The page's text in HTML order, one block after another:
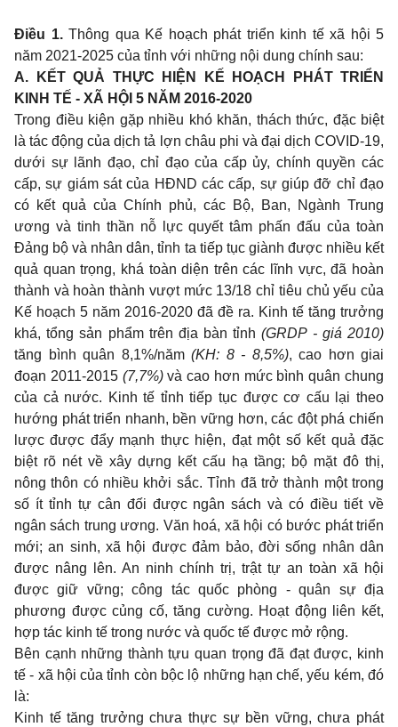
Điều 1.Thông qua Kế hoạch phát triển kinh tế xã hội 5
năm 2021-2025 của tỉnh với những nội dung chính sau:
A. KẾT QUẢ THỰC HIỆN KẾ HOẠCH PHÁT TRIỂN
KINH TẾ - XÃ HỘI 5 NĂM 2016-2020
Trong điều kiện gặp nhiều khó khăn, thách thức, đặc biệt
là tác động của dịch tả lợn châu phi và đại dịch COVID-19,
dưới sự lãnh đạo, chỉ đạo của cấp ủy, chính quyền các
cấp, sự giám sát của HĐND các cấp, sự giúp đỡ chỉ đạo
có kết quả của Chính phủ, các Bộ, Ban, Ngành Trung
ương và tinh thần nỗ lực quyết tâm phấn đấu của toàn
Đảng bộ và nhân dân, tỉnh ta tiếp tục giành được nhiều kết
quả quan trọng, khá toàn diện trên các lĩnh vực, đã hoàn
thành và hoàn thành vượt mức 13/18 chỉ tiêu chủ yếu của
Kế hoạch 5 năm 2016-2020 đã đề ra. Kinh tế tăng trưởng
khá, tổng sản phẩm trên địa bàn tỉnh(GRDP - giá 2010)
tăng bình quân 8,1%/năm (KH: 8 - 8,5%), cao hơn giai
đoạn 2011-2015 (7,7%)và cao hơn mức bình quân chung
của cả nước. Kinh tế tỉnh tiếp tục được cơ cấu lại theo
hướng phát triển nhanh, bền vững hơn, các đột phá chiến
lược được đẩy mạnh thực hiện, đạt một số kết quả đặc
biệt rõ nét về xây dựng kết cấu hạ tầng; bộ mặt đô thị,
nông thôn có nhiều khởi sắc. Tỉnh đã trở thành một trong
số ít tỉnh tự cân đối được ngân sách và có điều tiết về
ngân sách trung ương. Văn hoá, xã hội có bước phát triển
mới; an sinh, xã hội được đảm bảo, đời sống nhân dân
được nâng lên. An ninh chính trị, trật tự an toàn xã hội
được giữ vững; công tác quốc phòng - quân sự địa
phương được củng cố, tăng cường. Hoạt động liên kết,
hợp tác kinh tế trong nước và quốc tế được mở rộng.
Bên cạnh những thành tựu quan trọng đã đạt được, kinh
tế - xã hội của tỉnh còn bộc lộ những hạn chế, yếu kém, đó
là:
Kinh tế tăng trưởng chưa thực sự bền vững, chưa phát